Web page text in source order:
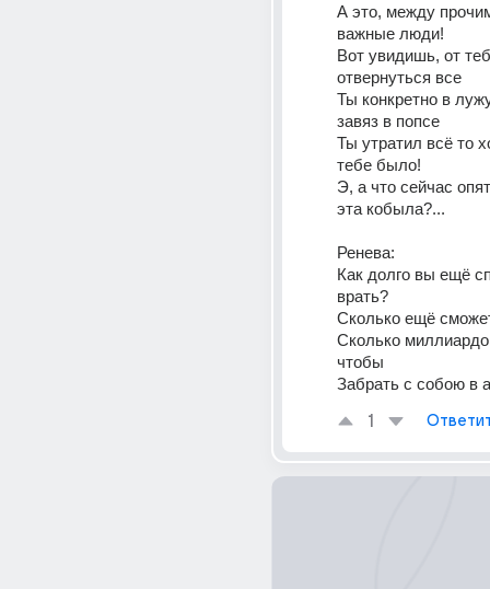
А это, между
важные люди!
Вот увидишь, от
отвернуться все
Ты конкретно в
завяз в попсе
Ты утратил всё то
тебе было!
Э, а что сейчас
эта кобыла?...
Ренева:
Как долго вы ещё
врать?
Сколько ещё
Сколько
чтобы
Забрать с собою в
1